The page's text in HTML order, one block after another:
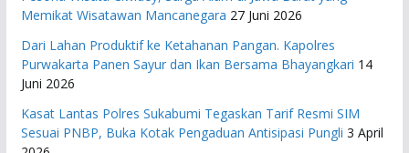
Memikat Wisatawan Mancanegara 27 Juni 2026
Dari Lahan Produktif ke Ketahanan Pangan. Kapolres
Purwakarta Panen Sayur dan Ikan Bersama Bhayangkari 14
Juni 2026
Kasat Lantas Polres Sukabumi Tegaskan Tarif Resmi SIM
Sesuai PNBP, Buka Kotak Pengaduan Antisipasi Pungli 3 April